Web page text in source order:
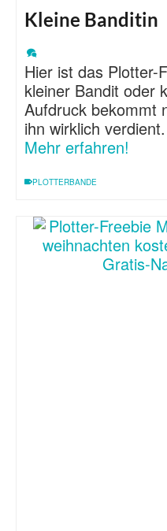
Kleine Banditin
Hier ist das Plotter-
kleiner Bandit oder
Aufdruck bekommt
ihn wirklich
Mehr erfahren!
PLOTTERBANDE